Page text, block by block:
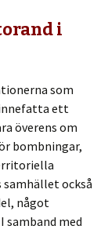
i
som
ett
överens om
bombningar,
också
något
samband med